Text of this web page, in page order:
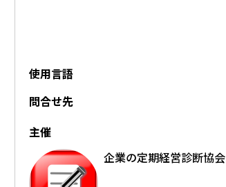
使用言語
問合せ先
主催
企業の定期経営診断協会